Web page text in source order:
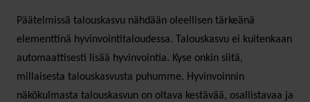
Päätelmissä talouskasvu nähdään oleellisen tärkeänä
elementtinä hyvinvointitaloudessa. Talouskasvu ei kuitenkaan
automaattisesti lisää hyvinvointia. Kyse onkin siitä,
millaisesta talouskasvusta puhumme. Hyvinvoinnin
näkökulmasta talouskasvun on oltava kestävää, osallistavaa ja